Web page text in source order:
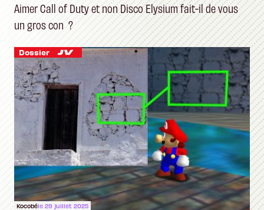
Aimer Call of Duty et non Disco Elysium fait-il de vous
un gros con ?
Dossier
Kocobéle 29 juillet 2025